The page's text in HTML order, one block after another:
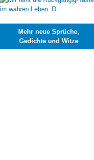
Mehr neue Sprüche,
Gedichte und Witze